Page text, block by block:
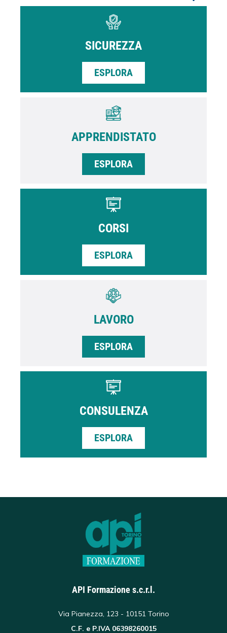
SICUREZZA
ESPLORA
APPRENDISTATO
ESPLORA
CORSI
ESPLORA
LAVORO
ESPLORA
CONSULENZA
ESPLORA
API Formazione s.c.r.l.
Via Pianezza, 123 - 10151 Torino
C.F. e P.IVA 06398260015